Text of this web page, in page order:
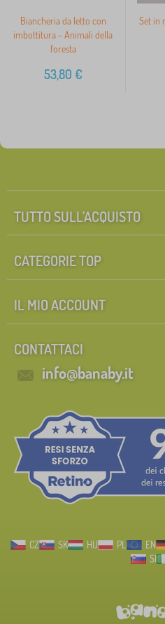
Biancheria da letto con
imbottitura - Animali della
foresta
53,80 €
Set in
TUTTO SULL’ACQUISTO
CATEGORIE TOP
IL MIO ACCOUNT
CONTATTACI
info@banaby.it
CZ SK HU PL EN
SI